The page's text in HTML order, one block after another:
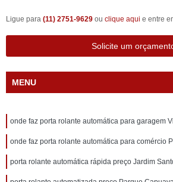
Ligue para (11) 2751-9629 ou clique aqui e entre
Solicite um
MENU
onde faz porta rolante automática para garagem
onde faz porta rolante automática para comércio
porta rolante automática rápida preço Jardim